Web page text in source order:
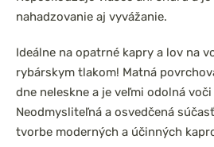
nahadzovanie aj vyvážanie.
Ideálne na opatrné kapry a lov na
rybárskym tlakom! Matná
dne neleskne a je veľmi odolná
Neodmysliteľná a osvedčená
tvorbe moderných a účinných